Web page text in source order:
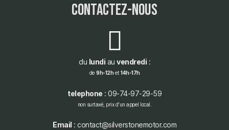
contactez-nous
du lundi au vendredi :
de 9h-12het 14h-17h
telephone : 09-74-97-29-59
non surtaxé, prix d'un appel local.
Email : contact@silverstonemotor.com